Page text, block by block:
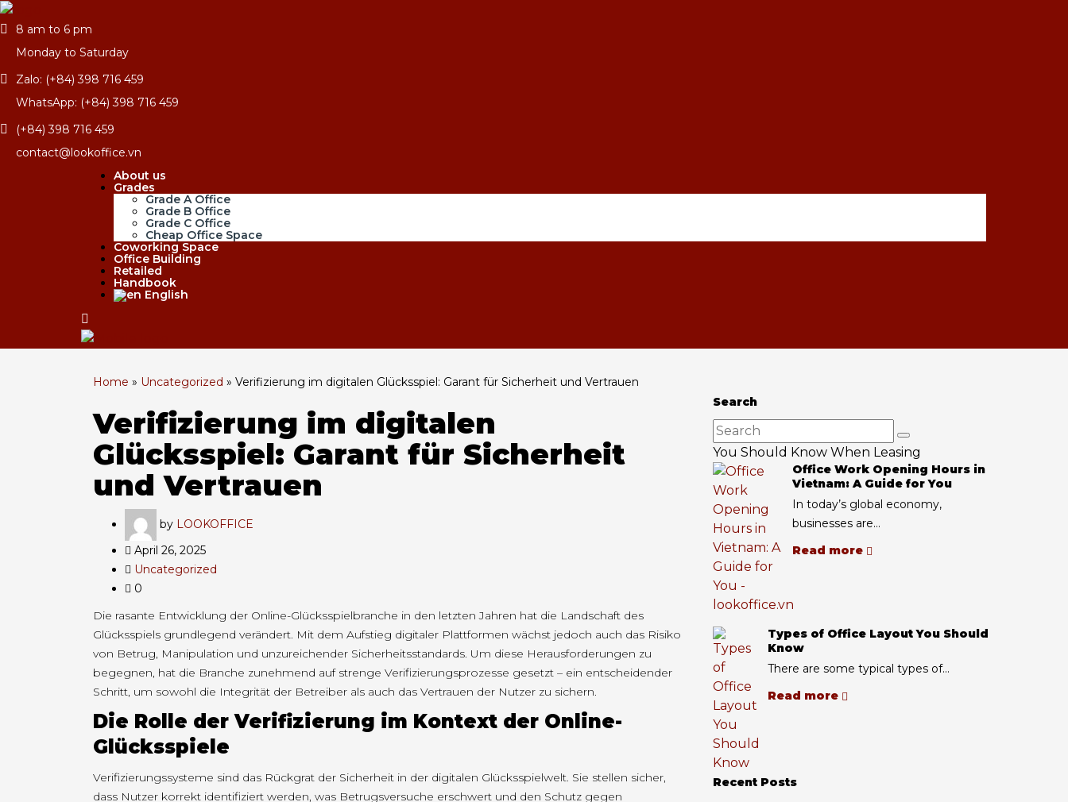
8 am to 6 pm
Monday to Saturday
Zalo: (+84) 398 716 459
WhatsApp: (+84) 398 716 459
(+84) 398 716 459
contact@lookoffice.vn
About us
Grades
Grade A Office
Grade B Office
Grade C Office
Cheap Office Space
Coworking Space
Office Building
Retailed
Handbook
English
Home » Uncategorized » Verifizierung im digitalen Glücksspiel: Garant für Sicherheit und Vertrauen
Verifizierung im digitalen
Glücksspiel: Garant für Sicherheit
und Vertrauen
by LOOKOFFICE
April 26, 2025
Uncategorized
0
Die rasante Entwicklung der Online-Glücksspielbranche in den letzten Jahren hat die Landschaft des
Glücksspiels grundlegend verändert. Mit dem Aufstieg digitaler Plattformen wächst jedoch auch das Risiko
von Betrug, Manipulation und unzureichender Sicherheitsstandards. Um diese Herausforderungen zu
begegnen, hat die Branche zunehmend auf strenge Verifizierungsprozesse gesetzt – ein entscheidender
Schritt, um sowohl die Integrität der Betreiber als auch das Vertrauen der Nutzer zu sichern.
Die Rolle der Verifizierung im Kontext der Online-
Glücksspiele
Verifizierungssysteme sind das Rückgrat der Sicherheit in der digitalen Glücksspielwelt. Sie stellen sicher,
dass Nutzer korrekt identifiziert werden, was Betrugsversuche erschwert und den Schutz gegen
Search
You Should Know When Leasing
Office Work Opening Hours in
Vietnam: A Guide for You
In today’s global economy,
businesses are...
Read more
Types of Office Layout You Should
Know
There are some typical types of...
Read more
Recent Posts